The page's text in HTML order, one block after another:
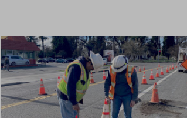
Actualización en la infraestructura de agua en Chico